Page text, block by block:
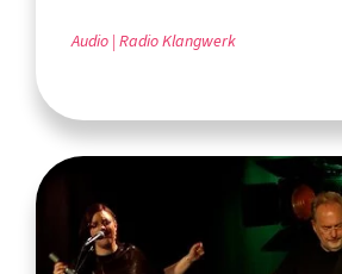
Audio Radio Klangwerk